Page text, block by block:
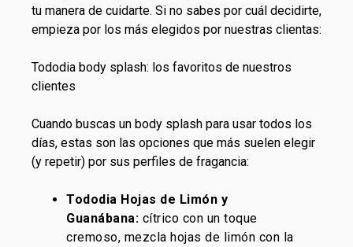
tu manera de cuidarte. Si no sabes por cuál decidirte,
empieza por los más elegidos por nuestras clientas:
Tododia body splash: los favoritos de nuestros
clientes
Cuando buscas un body splash para usar todos los
días, estas son las opciones que más suelen elegir
(y repetir) por sus perfiles de fragancia:
Tododia Hojas de Limón y
Guanábana: cítrico con un toque
cremoso, mezcla hojas de limón con la